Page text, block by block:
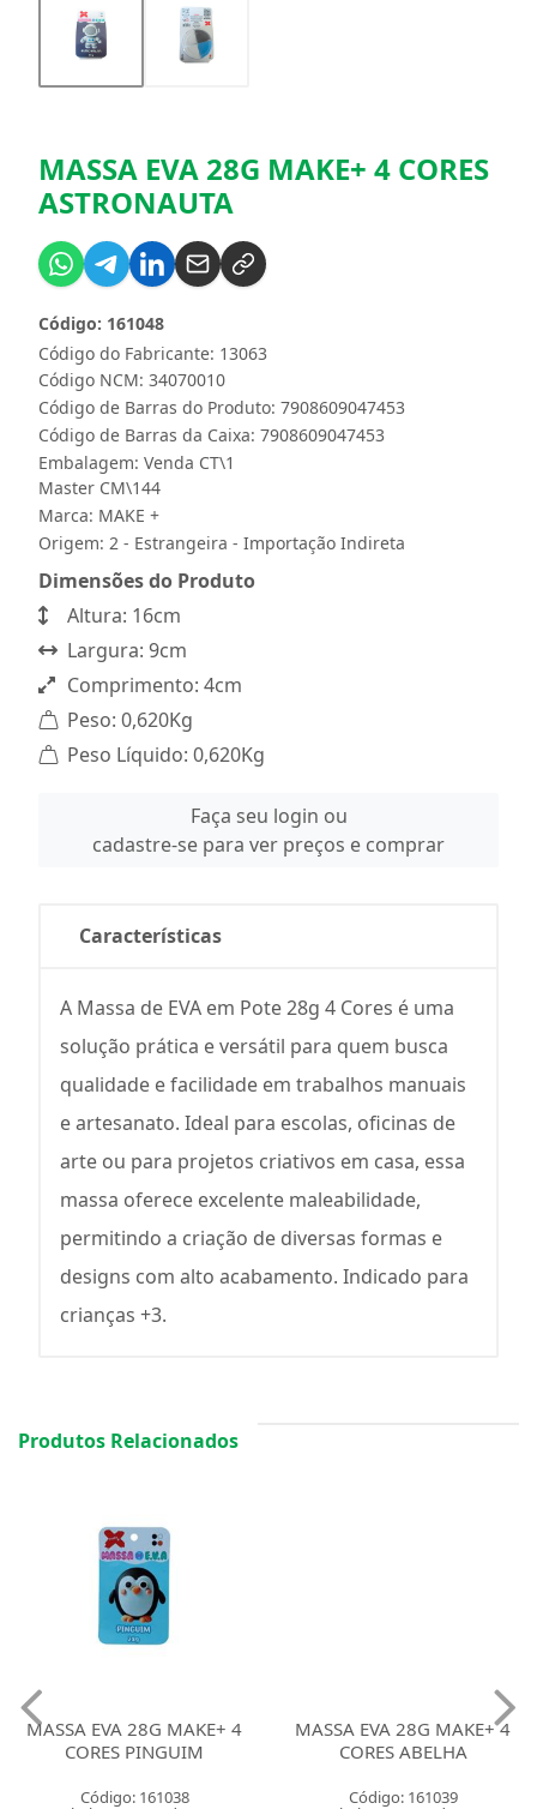
MASSA EVA 28G MAKE+ 4 CORES
ASTRONAUTA
Código do Fabricante: 13063
Código: 161048
Código NCM: 34070010
Código de Barras do Produto: 7908609047453
Código de Barras da Caixa: 7908609047453
Embalagem: Venda CT\1
Master CM\144
Marca: MAKE +
Origem: 2 - Estrangeira - Importação Indireta
Dimensões do Produto
Altura: 16cm
Largura: 9cm
Comprimento: 4cm
Peso: 0,620Kg
Peso Líquido: 0,620Kg
Faça seu login ou
cadastre-se para ver preços e comprar
Características
A Massa de EVA em Pote 28g 4 Cores é uma
solução prática e versátil para quem busca
qualidade e facilidade em trabalhos manuais
e artesanato. Ideal para escolas, oficinas de
arte ou para projetos criativos em casa, essa
massa oferece excelente maleabilidade,
permitindo a criação de diversas formas e
designs com alto acabamento. Indicado para
crianças +3.
Produtos Relacionados
MASSA EVA 28G MAKE+ 4
CORES PINGUIM
Código: 161038
MASSA EVA 28G MAKE+ 4
CORES ABELHA
Código: 161039